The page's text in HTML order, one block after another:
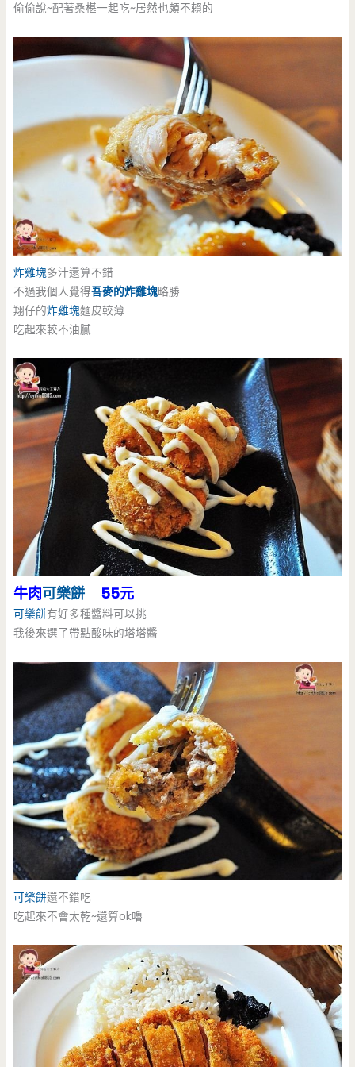
偷偷說~配著桑椹一起吃~居然也頗不賴的
炸雞塊多汁還算不錯
不過我個人覺得吾麥的炸雞塊略勝
翔仔的炸雞塊麵皮較薄
吃起來較不油膩
牛肉可樂餅 55元
可樂餅有好多種醬料可以挑
我後來選了帶點酸味的塔塔醬
可樂餅還不錯吃
吃起來不會太乾~還算ok嚕